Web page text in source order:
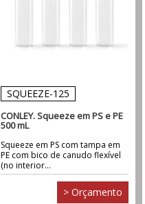
SQUEEZE-125
CONLEY. Squeeze em PS e PE
500 mL
Squeeze em PS com tampa em
PE com bico de canudo flexível
(no interior...
> Orçamento